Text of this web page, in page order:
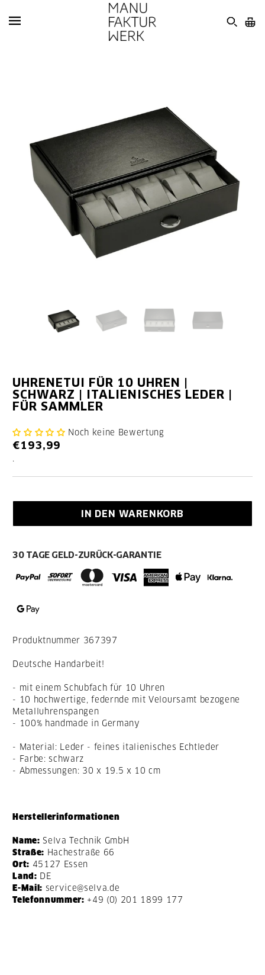
UHRENETUI FÜR 10 UHREN |
SCHWARZ | ITALIENISCHES LEDER |
FÜR SAMMLER
Noch keine Bewertung
€193,99
.
IN DEN WARENKORB
30 TAGE GELD-ZURÜCK-GARANTIE
Produktnummer 367397
Deutsche Handarbeit!
- mit einem Schubfach für 10 Uhren
- 10 hochwertige, federnde mit Veloursamt bezogene
Metalluhrenspangen
- 100% handmade in Germany
- Material: Leder - feines italienisches Echtleder
- Farbe: schwarz
- Abmessungen: 30 x 19.5 x 10 cm
Herstellerinformationen
Name: Selva Technik GmbH
Straße: Hachestraße 66
Ort: 45127 Essen
Land: DE
E-Mail: service@selva.de
Telefonnummer: +49 (0) 201 1899 177